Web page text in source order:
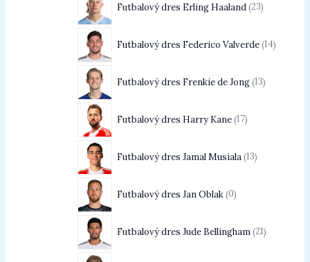
Futbalový dres Erling Haaland 23
Futbalový dres Federico Valverde 14
Futbalový dres Frenkie de Jong 13
Futbalový dres Harry Kane 17
Futbalový dres Jamal Musiala 13
Futbalový dres Jan Oblak 0
Futbalový dres Jude Bellingham 21